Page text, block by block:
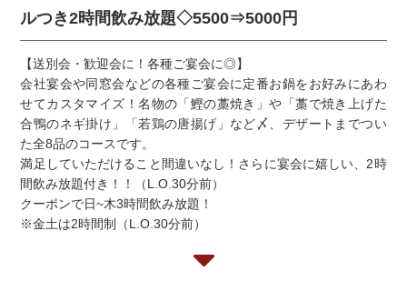
ルつき2時間飲み放題◇5500⇒5000円
【送別会・歓迎会に！各種ご宴会に◎】
会社宴会や同窓会などの各種ご宴会に定番お鍋をお好みにあわ
せてカスタマイズ！名物の「鰹の藁焼き」や「藁で焼き上げた
合鴨のネギ掛け」「若鶏の唐揚げ」など〆、デザートまでつい
た全8品のコースです。
満足していただけること間違いなし！さらに宴会に嬉しい、2時
間飲み放題付き！！（L.O.30分前）
クーポンで日~木3時間飲み放題！
※金土は2時間制（L.O.30分前）